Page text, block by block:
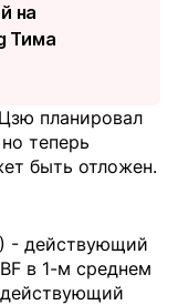
на
Тима
планировал
теперь
быть отложен.
- действующий
в 1-м среднем